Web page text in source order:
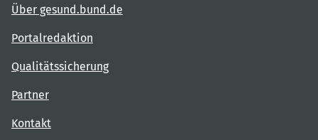
Über gesund.bund.de
Portalredaktion
Qualitätssicherung
Partner
Kontakt